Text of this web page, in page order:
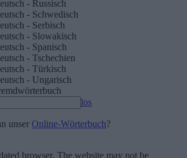
- Russisch
- Schwedisch
- Serbisch
- Slowakisch
- Spanisch
- Tschechien
- Türkisch
- Ungarisch
los
unser Online-Wörterbuch?
browser. The website may not be